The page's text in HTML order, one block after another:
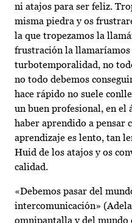
ni atajos para ser feliz.
misma piedra y os
la que tropezamos la
frustración la
turbotemporalidad, no
no todo debemos
hace rápido no suele
un buen profesional, en el
haber aprendido a pensar
aprendizaje es lento, tan
Huid de los atajos y os
calidad.
«Debemos pasar del
intercomunicación»
omnipantalla y del